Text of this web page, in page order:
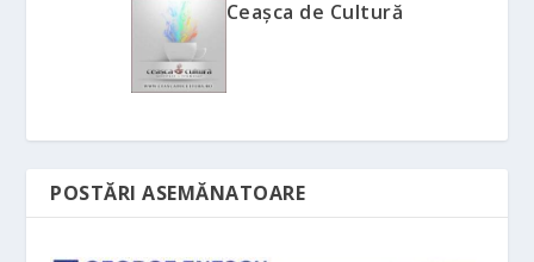
Ceașca de Cultură
POSTĂRI ASEMĂNATOARE